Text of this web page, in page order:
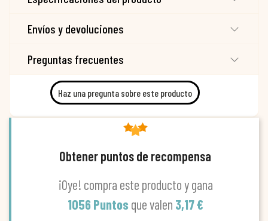
Envíos y devoluciones
Preguntas frecuentes
Haz una pregunta sobre este producto
Obtener puntos de recompensa
¡Oye! compra este producto y gana
1056 Puntos que valen 3,17 €